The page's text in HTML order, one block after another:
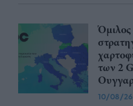
των 2
10/08/26